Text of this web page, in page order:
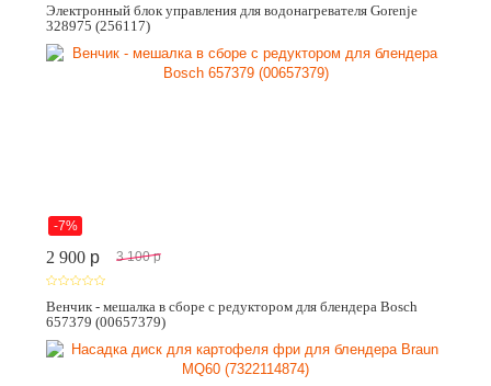
Электронный блок управления для водонагревателя Gorenje
328975 (256117)
-7%
2 900 p 3 100 p
Венчик - мешалка в сборе с редуктором для блендера Bosch
657379 (00657379)